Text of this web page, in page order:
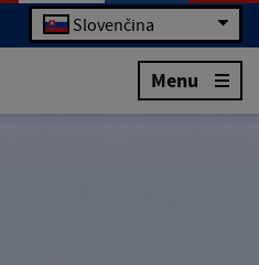
Slovenčina
Menu